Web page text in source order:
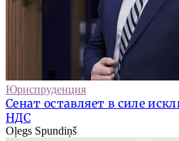
Юриспруденция
Сенат оставляет в силе
НДС
Oļegs Spundiņš